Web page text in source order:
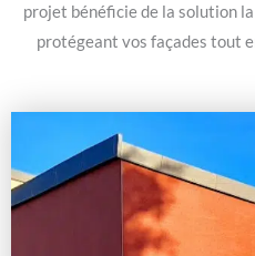
projet bénéficie de la solution
protégeant vos façades tout